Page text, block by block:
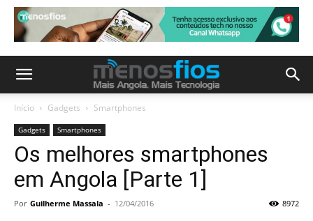
Início Gadgets Smartphones
Gadgets Smartphones
Os melhores smartphones
em Angola [Parte 1]
Por Guilherme Massala - 12/04/2016 8972